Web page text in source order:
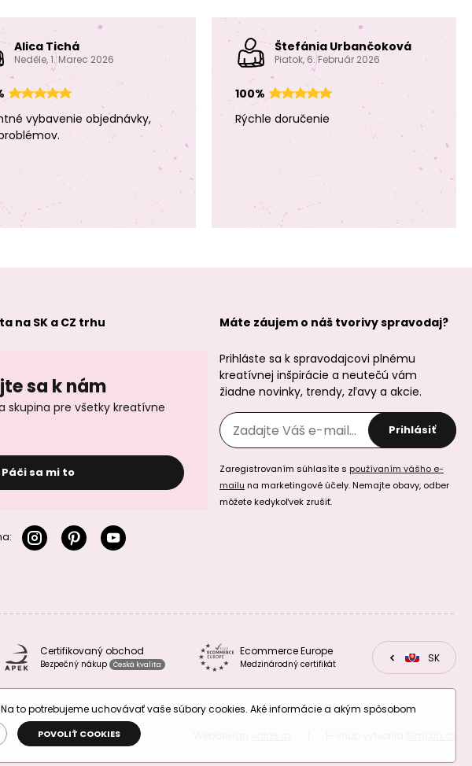
Dekoračná
6m červená
vločkami 1mm
tmavozelený
vločkami 1mm
krémový
Filc / plsť
vianočný motív s
vločkami 1mm
béžový
Filc / plsť
vianočný motív s
hviezdami 1mm
vianočný motív s
hviezdami 1mm
tmavozelený
vianočný motív s
hviezdami 1mm
červený
Alica Tichá
Neděle, 1. Marec 2026
vybavenie objednávky,
Štefánia Urbančoková
Piatok, 6. Február 2026
100%
Rýchle doručenie
na SK a CZ trhu
sa k nám
skupina pre všetky kreatívne
Páči sa mi to
Máte záujem o náš tvorivy spravodaj?
Prihláste sa k spravodajcovi plnému
kreatívnej inšpirácie a neutečú vám
žiadne novinky, trendy, zľavy a akcie.
Prihlásiť
Zaregistrovaním súhlasíte s používaním vášho e-
mailu na marketingové účely. Nemajte obavy, odber
môžete kedykoľvek zrušiť.
Certifikovaný obchod
Bezpečný nákup Česká kvalita
Ecommerce Europe
Medzinárodný certifikát CZSK
to potrebujeme uchovávať vaše súbory cookies. Aké informácie a akým spôsobom
POVOLIŤ COOKIES